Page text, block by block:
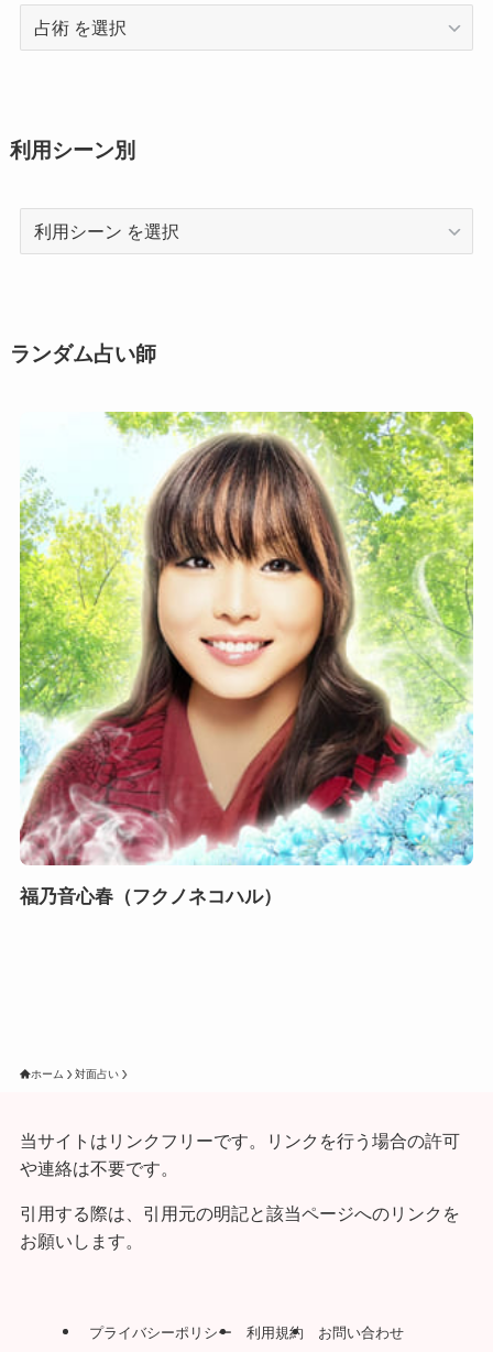
術
利用シーン別
利
用
ン
ランダム占い師
福乃音心春（フクノネコハル）
ホーム 対面占い
当サイトはリンクフリーです。リンクを行う場合の許可
や連絡は不要です。
引用する際は、引用元の明記と該当ページへのリンクを
お願いします。
プライバシーポリシー 利用規約 お問い合わせ